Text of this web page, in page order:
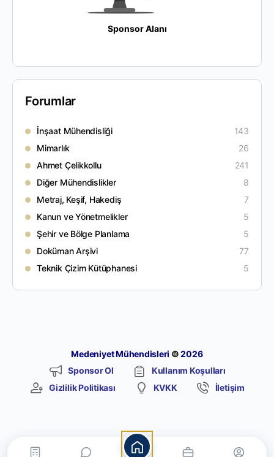
Sponsor Alanı
Forumlar
İnşaat Mühendisliği
143
Mimarlık
26
Ahmet Çelikkollu
241
Diğer Mühendislikler
8
Metraj, Keşif, Hakediş
7
Kanun ve Yönetmelikler
5
Şehir ve Bölge Planlama
5
Doküman Arşivi
77
Teknik Çizim Kütüphanesi
5
Medeniyet Mühendisleri © 2026
Sponsor Ol
Kullanım Koşulları
Gizlilik Politikası
KVKK İletişim